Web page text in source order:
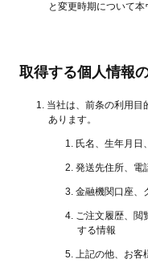
と変更時期について本
取得する個人情報
当社は、前条の利用目
あります。
氏名、生年月日
発送先住所、電
金融機関口座、
ご注文履歴、閲
する情報
上記の他、お客